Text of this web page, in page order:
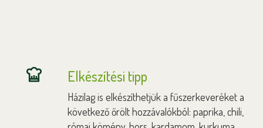
Elkészítési tipp
Házilag is elkészíthetjük a fűszerkeveréket a
következő őrölt hozzávalókból: paprika, chili,